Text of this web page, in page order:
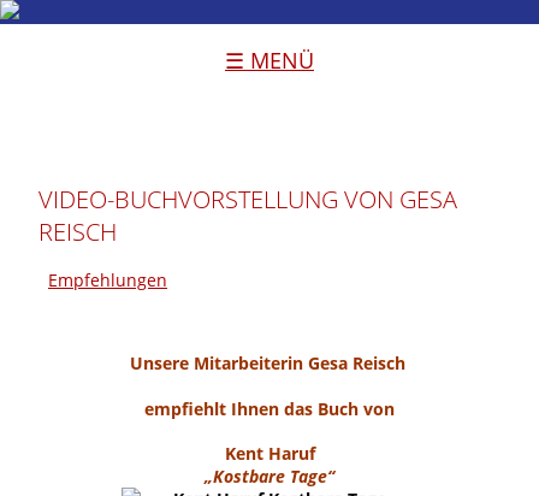
☰ MENÜ
VIDEO-BUCHVORSTELLUNG VON GESA
REISCH
Empfehlungen
Unsere Mitarbeiterin Gesa Reisch
empfiehlt Ihnen das Buch von
Kent Haruf
„Kostbare Tage“